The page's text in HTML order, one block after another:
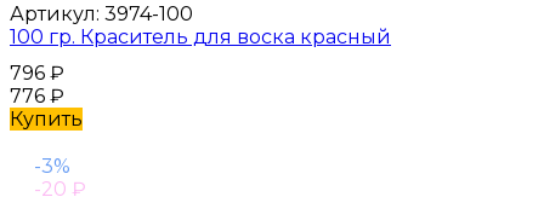
Артикул: 3974-100
100 гр. Краситель для воска красный
796 ₽
776 ₽
Купить
-3%
-20 ₽